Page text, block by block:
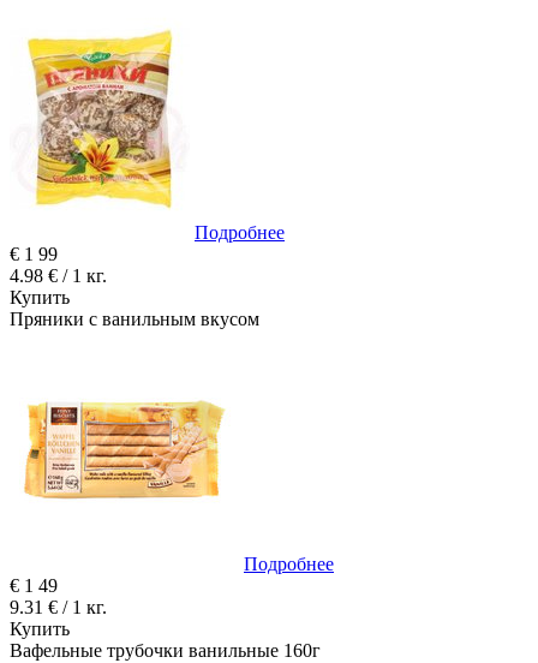
Подробнее
€ 1 99
4.98 € / 1 кг.
Купить
Пряники с ванильным вкусом
Подробнее
€ 1 49
9.31 € / 1 кг.
Купить
Вафельные трубочки ванильные 160г